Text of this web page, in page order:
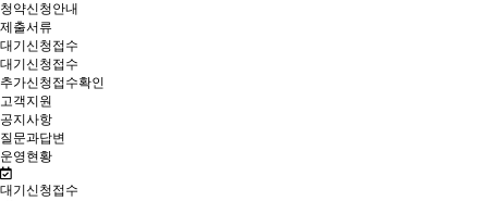
청약신청안내
제출서류
대기신청접수
대기신청접수
추가신청접수확인
고객지원
공지사항
질문과답변
운영현황
대기신청접수